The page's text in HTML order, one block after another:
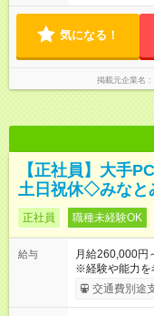
気になる！
掲載元企業名
【正社員】大手
土日祝休◇みな
正社員 職種未経験OK
給与
月給260,000円
※経験や能力を
あり） ※残業
発生した場合は全額支給
交通費別途